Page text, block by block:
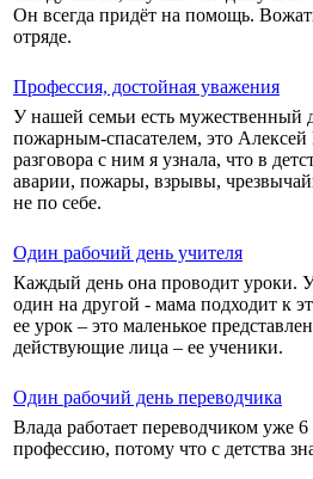
Он всегда придёт на помощь.
отряде.
Профессия, достойная уважения
У нашей семьи есть мужественный
пожарным-спасателем, это
разговора с ним я узнала, что в
аварии, пожары, взрывы,
не по себе.
Один рабочий день учителя
Каждый день она проводит уроки.
один на другой - мама подходит к
ее урок – это маленькое
действующие лица – ее ученики.
Один рабочий день переводчика
Влада работает переводчиком уже
профессию, потому что с детства